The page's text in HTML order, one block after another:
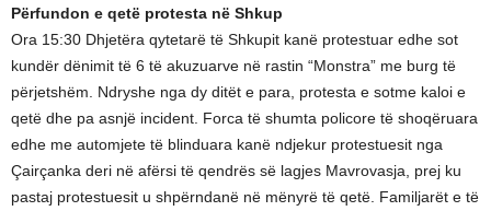
Përfundon e qetë protesta në Shkup
Ora 15:30 Dhjetëra qytetarë të Shkupit kanë protestuar edhe sot
kundër dënimit të 6 të akuzuarve në rastin “Monstra” me burg të
përjetshëm. Ndryshe nga dy ditët e para, protesta e sotme kaloi e
qetë dhe pa asnjë incident. Forca të shumta policore të shoqëruara
edhe me automjete të blinduara kanë ndjekur protestuesit nga
Çairçanka deri në afërsi të qendrës së lagjes Mavrovasja, prej ku
pastaj protestuesit u shpërndanë në mënyrë të qetë. Familjarët e të